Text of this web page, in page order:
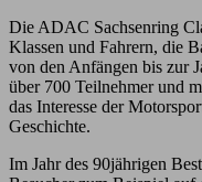
Die ADAC Sachsenring
Klassen und Fahrern, die
von den Anfängen bis zur
über 700 Teilnehmer und
das Interesse der
Geschichte.
Im Jahr des 90jährigen